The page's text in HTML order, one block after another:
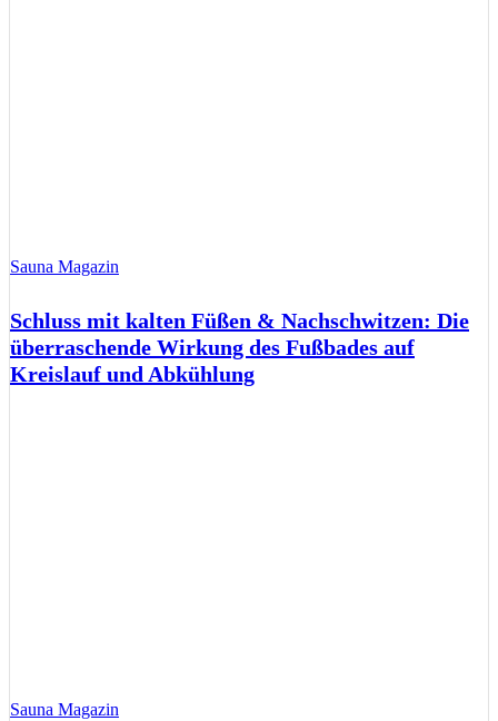
Sauna Magazin
Schluss mit kalten Füßen & Nachschwitzen: Die
überraschende Wirkung des Fußbades auf
Kreislauf und Abkühlung
Sauna Magazin